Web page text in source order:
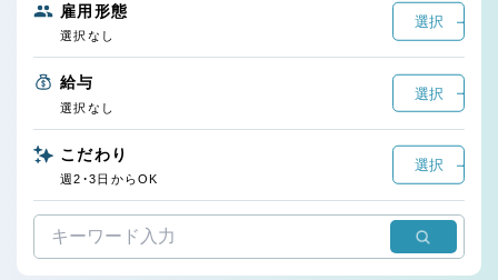
雇用形態
選択
選択なし
給与
選択
選択なし
こだわり
選択
週2・3日からOK